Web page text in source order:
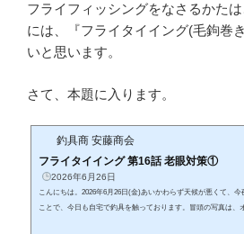
フライフィッシングをなさるかた
には、『フライタイイング(毛鉤巻
いと思います。
さて、本題に入ります。
釣具商 安藤商会
フライタイイング 第16話 老眼対策①
2026年6月26日
こんにちは。2026年6月26日(金)あいかわらず天候が悪くて、
ことで、今日も自宅で釣具を触っております。冒頭の写真は、